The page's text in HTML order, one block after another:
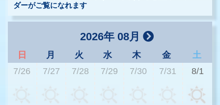
ダーがご覧になれます
2026年 08月
日 月 火 水 木 金
土
7/26
7/27 7/28 7/29 7/30 7/31 8/1